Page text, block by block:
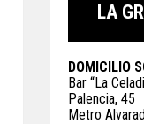
LA
DOMICILIO
Bar “La
Palencia, 45
Metro